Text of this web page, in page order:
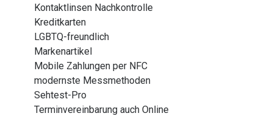
Kontaktlinsen Nachkontrolle
Kreditkarten
LGBTQ-freundlich
Markenartikel
Mobile Zahlungen per NFC
modernste Messmethoden
Sehtest-Pro
Terminvereinbarung auch Online